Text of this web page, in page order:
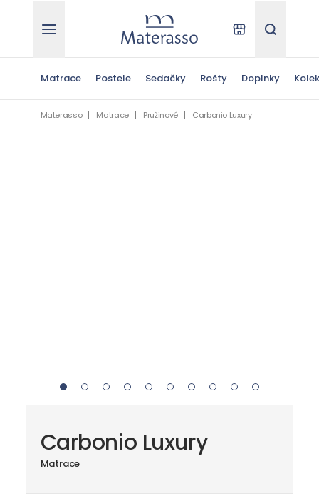
Materasso Kde kúpiťHľadať
Matrace Postele Sedačky Rošty Doplnky
Materasso Matrace Pružinové Carbonio Luxury
Carbonio Luxury
Matrace